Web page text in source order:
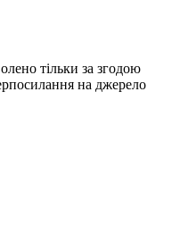
тільки за згодою
на джерело